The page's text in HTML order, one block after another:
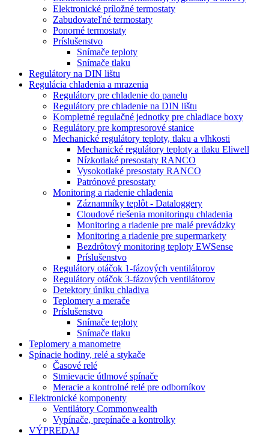
Elektronické príložné termostaty
Zabudovateľné termostaty
Ponorné termostaty
Príslušenstvo
Snímače teploty
Snímače tlaku
Regulátory na DIN lištu
Regulácia chladenia a mrazenia
Regulátory pre chladenie do panelu
Regulátory pre chladenie na DIN lištu
Kompletné regulačné jednotky pre chladiace boxy
Regulátory pre kompresorové stanice
Mechanické regulátory teploty, tlaku a vlhkosti
Mechanické regulátory teploty a tlaku Eliwell
Nízkotlaké presostaty RANCO
Vysokotlaké presostaty RANCO
Patrónové presostaty
Monitoring a riadenie chladenia
Záznamníky teplôt - Dataloggery
Cloudové riešenia monitoringu chladenia
Monitoring a riadenie pre malé prevádzky
Monitoring a riadenie pre supermarkety
Bezdrôtový monitoring teploty EWSense
Príslušenstvo
Regulátory otáčok 1-fázových ventilátorov
Regulátory otáčok 3-fázových ventilátorov
Detektory úniku chladiva
Teplomery a merače
Príslušenstvo
Snímače teploty
Snímače tlaku
Teplomery a manometre
Spínacie hodiny, relé a stykače
Časové relé
Stmievacie útlmové spínače
Meracie a kontrolné relé pre odborníkov
Elektronické komponenty
Ventilátory Commonwealth
Vypínače, prepínače a kontrolky
VÝPREDAJ